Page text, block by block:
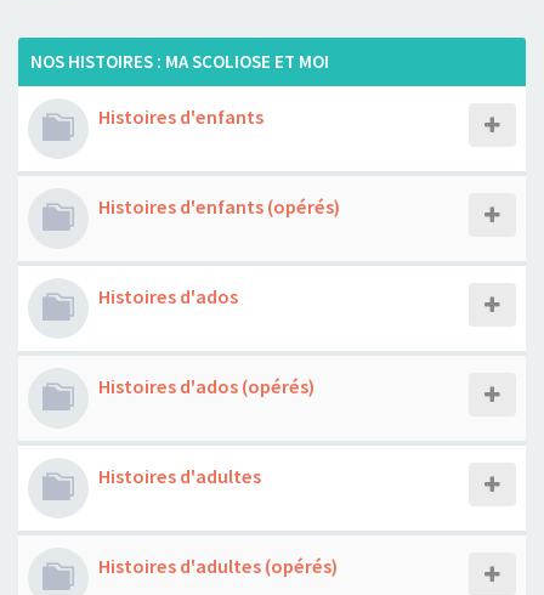
NOS HISTOIRES : MA SCOLIOSE ET MOI
Histoires d'enfants
Histoires d'enfants (opérés)
Histoires d'ados
Histoires d'ados (opérés)
Histoires d'adultes
Histoires d'adultes (opérés)